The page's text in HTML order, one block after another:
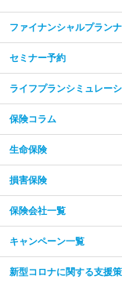
ファイナンシャルプラン
セミナー予約
ライフプランシミュレー
保険コラム
生命保険
損害保険
保険会社一覧
キャンペーン一覧
新型コロナに関する支援